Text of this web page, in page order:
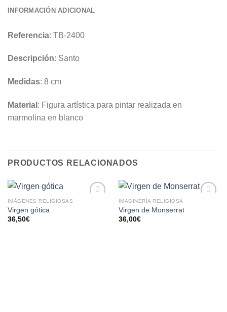
INFORMACIÓN ADICIONAL
Referencia: TB-2400
Descripción: Santo
Medidas: 8 cm
Material : Figura artística para pintar realizada en
marmolina en blanco
PRODUCTOS RELACIONADOS
IMÁGENES RELIGIOSAS
Virgen gótica
36,50€
IMAGINERÍA RELIGIOSA
Virgen de Monserrat
36,00€